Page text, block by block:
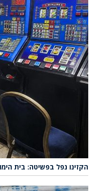
הקזינו נפל בפשיטה: בית